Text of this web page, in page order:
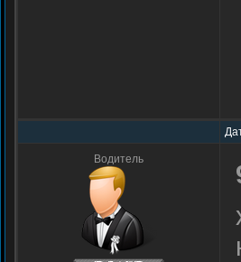
Водитель